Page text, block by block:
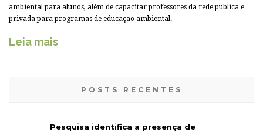
ambiental para alunos, além de capacitar professores da rede pública e
privada para programas de educação ambiental.
Leia mais
POSTS RECENTES
Pesquisa identifica a presença de